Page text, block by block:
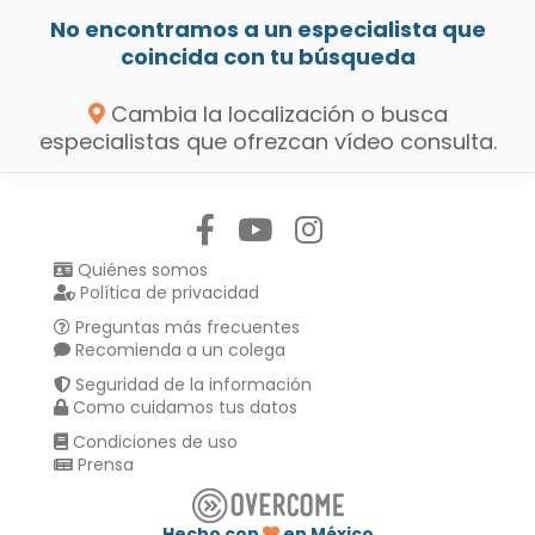
No encontramos a un especialista que
coincida con tu búsqueda
Cambia la localización o busca
especialistas que ofrezcan vídeo consulta.
Quiénes somos
Política de privacidad
Preguntas más frecuentes
Recomienda a un colega
Seguridad de la información
Como cuidamos tus datos
Condiciones de uso
Prensa